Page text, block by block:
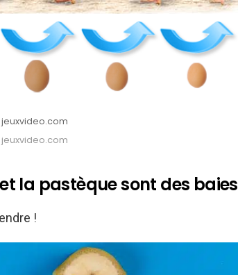
jeuxvideo.com
la pastèque sont des baies
!